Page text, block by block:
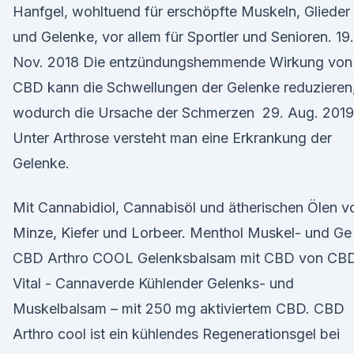
Hanfgel, wohltuend für erschöpfte Muskeln, Glieder
und Gelenke, vor allem für Sportler und Senioren. 19.
Nov. 2018 Die entzündungshemmende Wirkung von
CBD kann die Schwellungen der Gelenke
wodurch die Ursache der Schmerzen 29. Aug. 2019
Unter Arthrose versteht man eine Erkrankung der
Gelenke.
Mit Cannabidiol, Cannabisöl und ätherischen Ölen
Minze, Kiefer und Lorbeer. Menthol Muskel- und Ge
CBD Arthro COOL Gelenksbalsam mit CBD von
Vital - Cannaverde Kühlender Gelenks- und
Muskelbalsam – mit 250 mg aktiviertem CBD. CBD
Arthro cool ist ein kühlendes Regenerationsgel bei